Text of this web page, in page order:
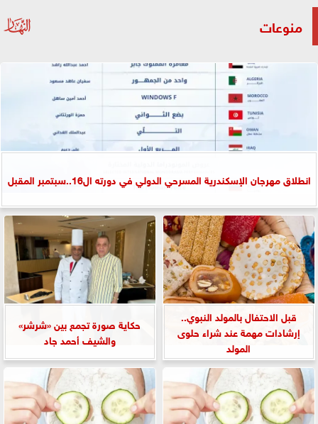
منوعات
انطلاق مهرجان الإسكندرية المسرحي الدولي في دورته ال16..سبتمبر المقبل
قبل الاحتفال بالمولد النبوي..
إرشادات مهمة عند شراء حلوى
المولد
حكاية صورة تجمع بين «شرشر»
والشيف أحمد جاد